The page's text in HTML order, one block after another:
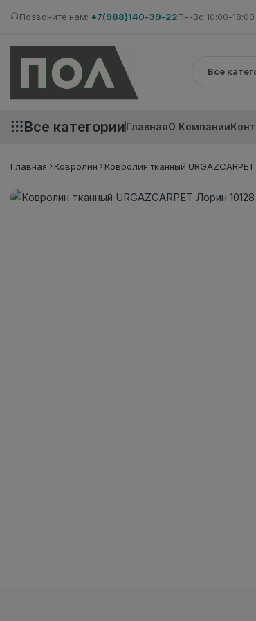
Позвоните нам: +7(988)140-39-22Пн-Вс 10:00-18:00
Все категорииГлавнаяО Компании
Главная Ковролин Ковролин тканный